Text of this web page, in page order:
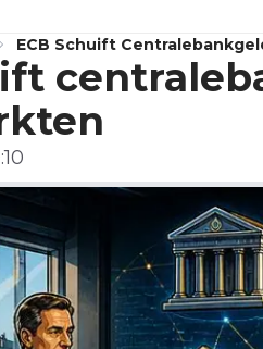
ECB Schuift